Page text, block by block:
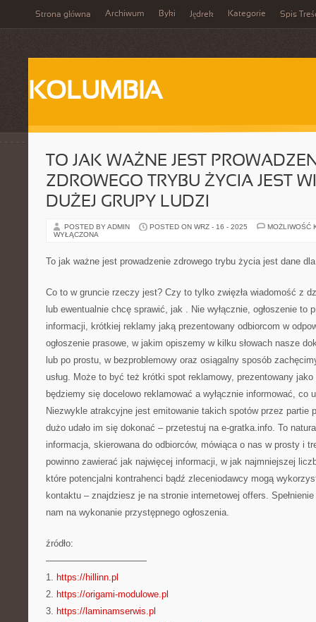
Strona główna Archiwum Byki Jędrek Kategorie Spis
KOLUMBIA
TO JAK WAŻNE JEST
ZDROWEGO TRYBU ŻYCIA JEST
DUŻEJ GRUPY LUDZI
POSTED BY ADMIN POSTED ON WRZ - 16 - 2025
MOŻLIWOŚĆ
WYŁĄCZONA
To jak ważne jest prowadzenie zdrowego trybu życia jest dane
Co to w gruncie rzeczy jest? Czy to tylko zwięzła wiadomość z
lub ewentualnie chcę sprawić, jak . Nie wyłącznie, ogłoszenie to
informacji, krótkiej reklamy jaką prezentowany odbiorcom w
ogłoszenie prasowe, w jakim opiszemy w kilku słowach nasze
lub po prostu, w bezproblemowy oraz osiągalny sposób
usług. Może to być też krótki spot reklamowy, prezentowany jako
będziemy się docelowo reklamować a wyłącznie informować, co
Niezwykle atrakcyjne jest emitowanie takich spotów przez partie
dużo udało im się dokonać – przetestuj na e-gratka.info. To
informacja, skierowana do odbiorców, mówiąca o nas w prosty i
powinno zawierać jak najwięcej informacji, w jak najmniejszej
które potencjalni kontrahenci bądź zleceniodawcy mogą
kontaktu – znajdziesz je na stronie internetowej offers.
nam na wykonanie przystępnego ogłoszenia.
źródło:
———————————
1. https://hillinn.pl
2. https://origami-modulowe.pl
3. https://laminamserwis.pl